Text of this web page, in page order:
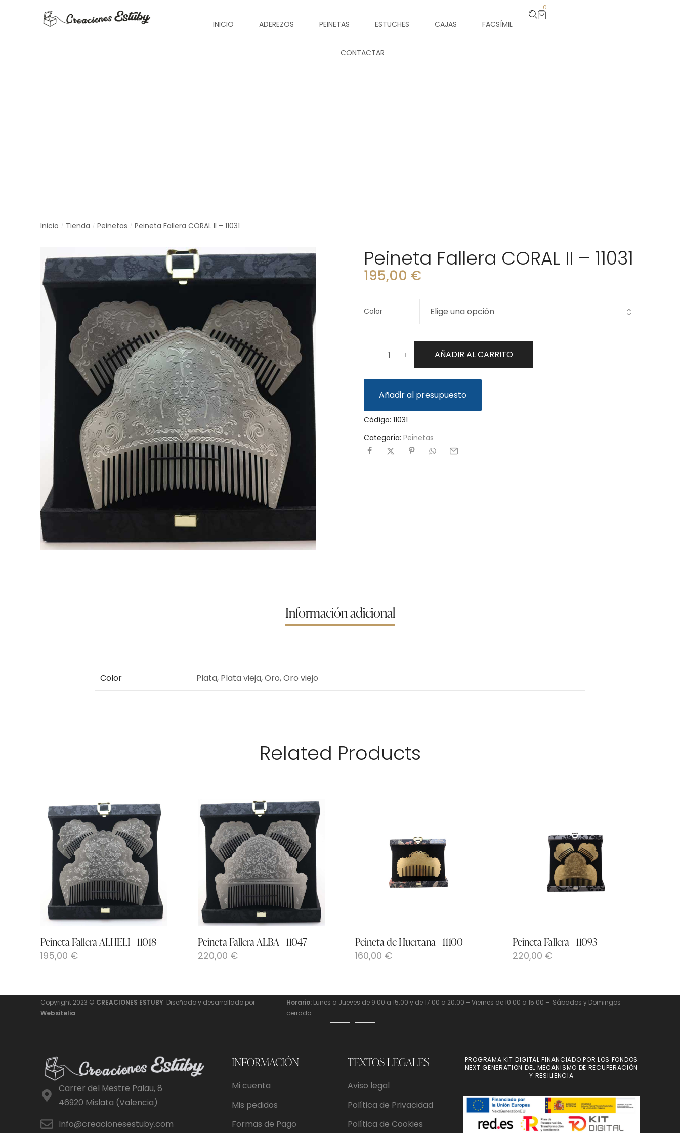
INICIO ADEREZOS PEINETAS ESTUCHES CAJAS FACSÍMIL
CONTACTAR
0
Inicio / Tienda / Peinetas / Peineta Fallera CORAL II – 11031
Peineta Fallera CORAL II – 11031
195,00 €
Color
AÑADIR AL CARRITO
Añadir al presupuesto
Códígo: 11031
Categoría: Peinetas
Información adicional
Color Plata, Plata vieja, Oro, Oro viejo
Related Products
Peineta Fallera ALHELI - 11018
195,00 €
Peineta Fallera ALBA - 11047
220,00 €
Peineta de Huertana - 11100
160,00 €
Peineta Fallera - 11093
220,00 €
Copyright 2023 © CREACIONES ESTUBY. Diseñado y desarrollado por
Websitelia
Horario:Lunes a Jueves de 9:00 a 15:00 y de 17:00 a 20:00 – Viernes de 10:00 a 15:00 – Sábados y Domingos
cerrado
Carrer del Mestre Palau, 8
46920 Mislata (Valencia)
Info@creacionesestuby.com
INFORMACIÓN
Mi cuenta
Mis pedidos
Formas de Pago
TEXTOS LEGALES
Aviso legal
Política de Privacidad
Política de Cookies
PROGRAMA KIT DIGITAL FINANCIADO POR LOS FONDOS
NEXT GENERATION DEL MECANISMO DE RECUPERACIÓN
Y RESILIENCIA